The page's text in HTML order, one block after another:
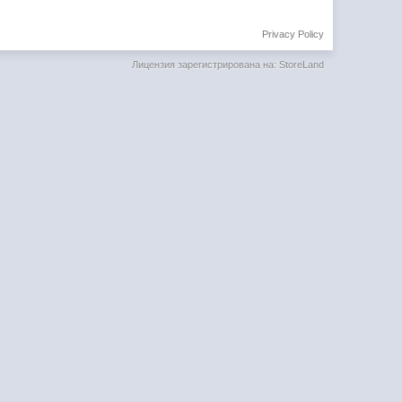
Privacy Policy
Лицензия зарегистрирована на: StoreLand